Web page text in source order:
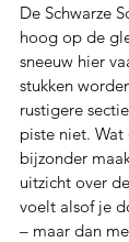
De Schwarze
hoog op de
sneeuw hier
stukken
rustigere
piste niet. Wat
bijzonder
uitzicht over
voelt alsof je
– maar dan